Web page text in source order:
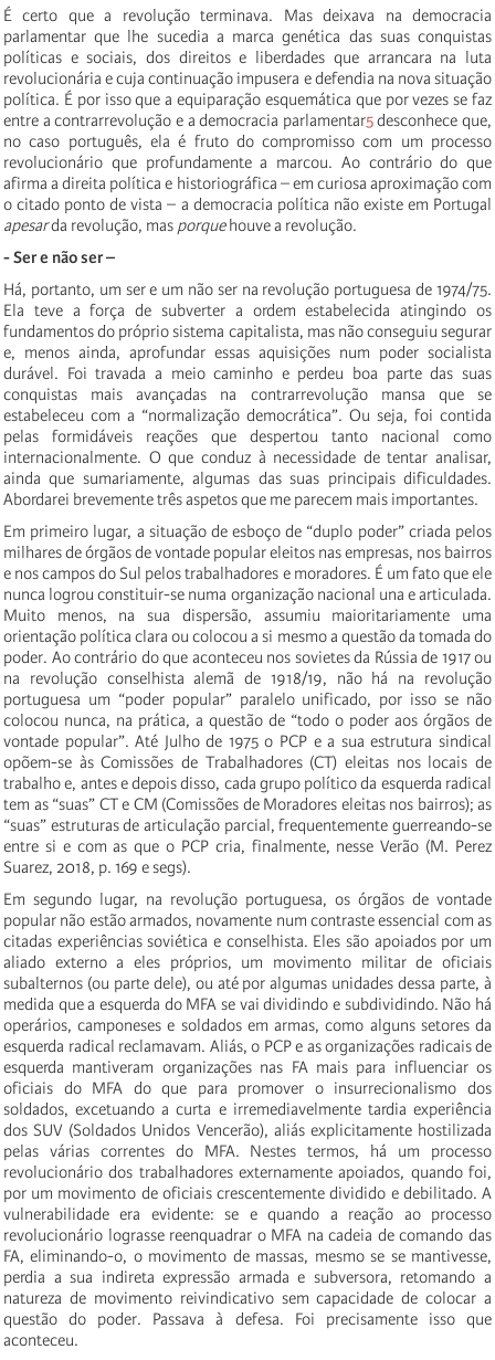
É certo que a revolução terminava. Mas deixava na democracia
parlamentar que lhe sucedia a marca genética das suas conquistas
políticas e sociais, dos direitos e liberdades que arrancara na luta
revolucionária e cuja continuação impusera e defendia na nova situação
política. É por isso que a equiparação esquemática que por vezes se faz
entre a contrarrevolução e a democracia parlamentar5desconhece que,
no caso português, ela é fruto do compromisso com um processo
revolucionário que profundamente a marcou. Ao contrário do que
afirma a direita política e historiográfica – em curiosa aproximação com
o citado ponto de vista – a democracia política não existe em Portugal
apesarda revolução, mas porquehouve a revolução.
- Ser e não ser –
Há, portanto, um ser e um não ser na revolução portuguesa de 1974/75.
Ela teve a força de subverter a ordem estabelecida atingindo os
fundamentos do próprio sistema capitalista, mas não conseguiu segurar
e, menos ainda, aprofundar essas aquisições num poder socialista
durável. Foi travada a meio caminho e perdeu boa parte das suas
conquistas mais avançadas na contrarrevolução mansa que se
estabeleceu com a “normalização democrática”. Ou seja, foi contida
pelas formidáveis reações que despertou tanto nacional como
internacionalmente. O que conduz à necessidade de tentar analisar,
ainda que sumariamente, algumas das suas principais dificuldades.
Abordarei brevemente três aspetos que me parecem mais importantes.
Em primeiro lugar, a situação de esboço de “duplo poder” criada pelos
milhares de órgãos de vontade popular eleitos nas empresas, nos bairros
e nos campos do Sul pelos trabalhadores e moradores. É um fato que ele
nunca logrou constituir-se numa organização nacional una e articulada.
Muito menos, na sua dispersão, assumiu maioritariamente uma
orientação política clara ou colocou a si mesmo a questão da tomada do
poder. Ao contrário do que aconteceu nos sovietes da Rússia de 1917 ou
na revolução conselhista alemã de 1918/19, não há na revolução
portuguesa um “poder popular” paralelo unificado, por isso se não
colocou nunca, na prática, a questão de “todo o poder aos órgãos de
vontade popular”. Até Julho de 1975 o PCP e a sua estrutura sindical
opõem-se às Comissões de Trabalhadores (CT) eleitas nos locais de
trabalho e, antes e depois disso, cada grupo político da esquerda radical
tem as “suas” CT e CM (Comissões de Moradores eleitas nos bairros); as
“suas” estruturas de articulação parcial, frequentemente guerreando-se
entre si e com as que o PCP cria, finalmente, nesse Verão (M. Perez
Suarez, 2018, p. 169 e segs).
Em segundo lugar, na revolução portuguesa, os órgãos de vontade
popular não estão armados, novamente num contraste essencial com as
citadas experiências soviética e conselhista. Eles são apoiados por um
aliado externo a eles próprios, um movimento militar de oficiais
subalternos (ou parte dele), ou até por algumas unidades dessa parte, à
medida que a esquerda do MFA se vai dividindo e subdividindo. Não há
operários, camponeses e soldados em armas, como alguns setores da
esquerda radical reclamavam. Aliás, o PCP e as organizações radicais de
esquerda mantiveram organizações nas FA mais para influenciar os
oficiais do MFA do que para promover o insurrecionalismo dos
soldados, excetuando a curta e irremediavelmente tardia experiência
dos SUV (Soldados Unidos Vencerão), aliás explicitamente hostilizada
pelas várias correntes do MFA. Nestes termos, há um processo
revolucionário dos trabalhadores externamente apoiados, quando foi,
por um movimento de oficiais crescentemente dividido e debilitado. A
vulnerabilidade era evidente: se e quando a reação ao processo
revolucionário lograsse reenquadrar o MFA na cadeia de comando das
FA, eliminando-o, o movimento de massas, mesmo se se mantivesse,
perdia a sua indireta expressão armada e subversora, retomando a
natureza de movimento reivindicativo sem capacidade de colocar a
questão do poder. Passava à defesa. Foi precisamente isso que
aconteceu.